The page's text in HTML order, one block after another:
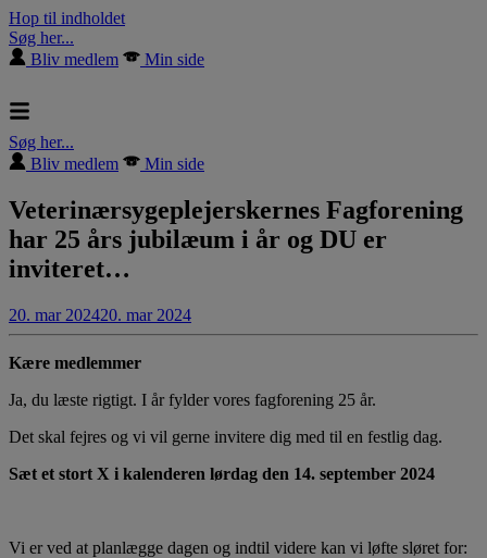
Hop til indholdet
Søg her...
Bliv medlem
Min side
Søg her...
Bliv medlem
Min side
Veterinærsygeplejerskernes Fagforening
har 25 års jubilæum i år og DU er
inviteret…
20. mar 202420. mar 2024
Kære medlemmer
Ja, du læste rigtigt. I år fylder vores fagforening 25 år.
Det skal fejres og vi vil gerne invitere dig med til en festlig dag.
Sæt et stort X i kalenderen lørdag den 14. september 2024
Vi er ved at planlægge dagen og indtil videre kan vi løfte sløret for: